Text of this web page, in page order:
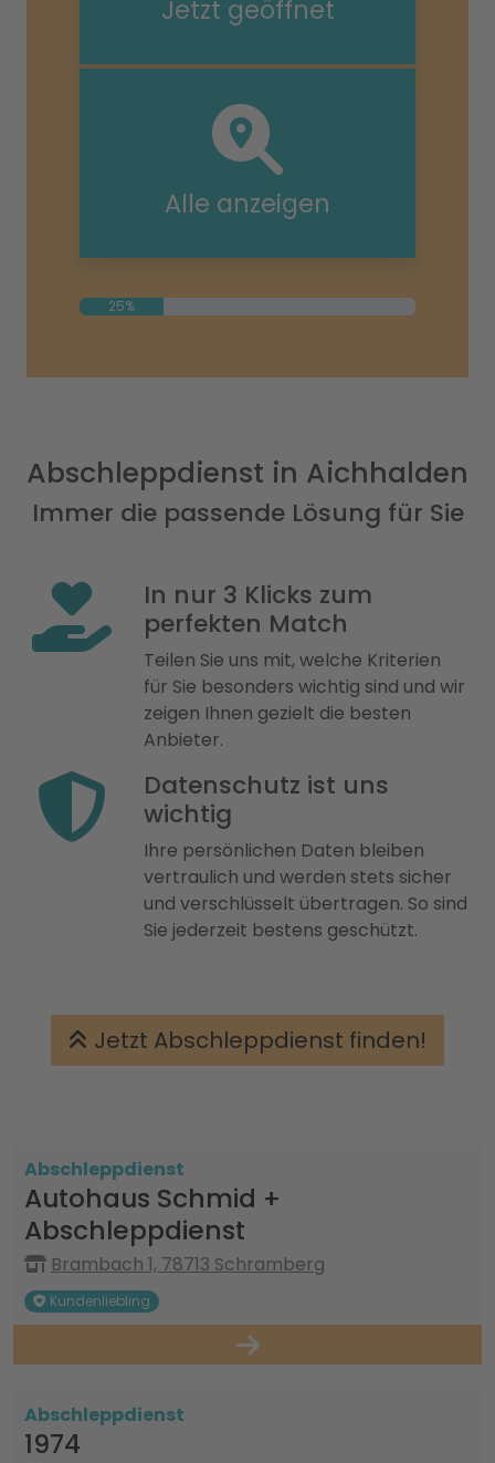
Jetzt geöffnet
Alle anzeigen
25%
Abschleppdienst in Aichhalden
Immer die passende Lösung für Sie
In nur 3 Klicks zum
perfekten Match
Teilen Sie uns mit, welche Kriterien
für Sie besonders wichtig sind und wir
zeigen Ihnen gezielt die besten
Anbieter.
Datenschutz ist uns
wichtig
Ihre persönlichen Daten bleiben
vertraulich und werden stets sicher
und verschlüsselt übertragen. So sind
Sie jederzeit bestens geschützt.
Jetzt Abschleppdienst finden!
Abschleppdienst
Autohaus Schmid +
Abschleppdienst
Brambach 1, 78713 Schramberg
Kundenliebling
Abschleppdienst
1974